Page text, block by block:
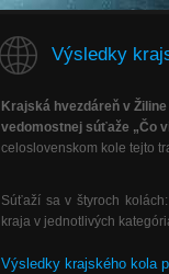
Výsledky
Krajská hvezdáreň v
vedomostnej súťaže „Čo
celoslovenskom kole tejto
Súťaží sa v štyroch
kraja v jednotlivých
Výsledky krajského kola